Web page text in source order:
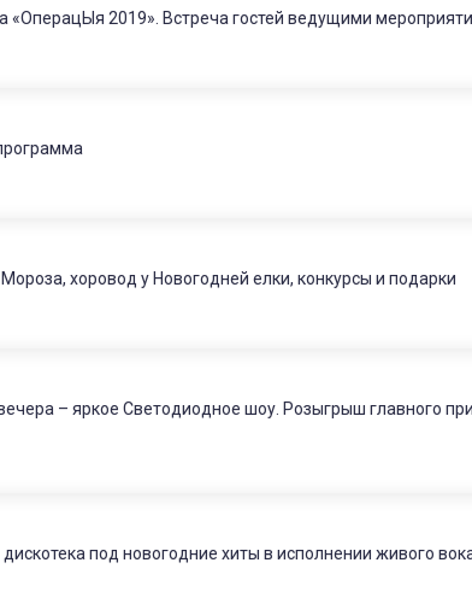
«ОперацЫя 2019». Встреча гостей ведущими
хоровод у Новогодней елки, конкурсы и подарки
– яркое Светодиодное шоу. Розыгрыш главного
под новогодние хиты в исполнении живого